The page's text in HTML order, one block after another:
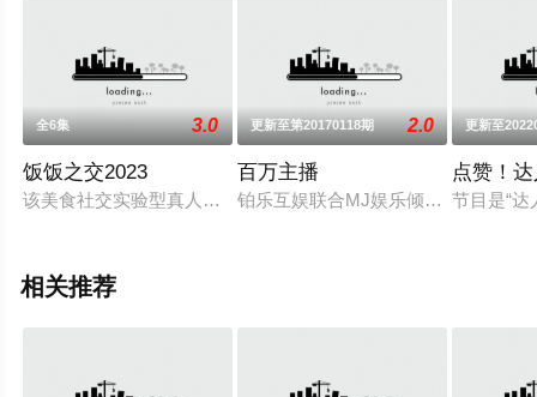
全6集 3.0
饭饭之交2023
该美食社交实验型真人秀中张大大和绵羊料理化身为社交餐厅主
更新至第20170118期 2.0
百万主播
铂乐互娱联合MJ娱乐倾力打造的大
更新至
点赞！
节目是“达
相关推荐